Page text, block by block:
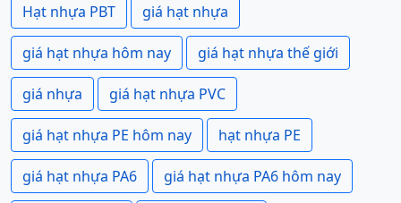
Hạt nhựa PBT giá hạt nhựa
giá hạt nhựa hôm nay giá hạt nhựa thế giới
giá nhựa giá hạt nhựa PVC
giá hạt nhựa PE hôm nay hạt nhựa PE
giá hạt nhựa PA6 giá hạt nhựa PA6 hôm nay